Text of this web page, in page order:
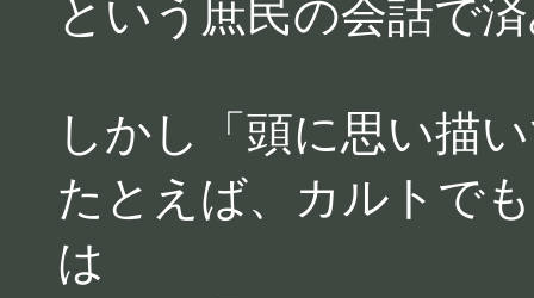
という庶民の会話で
しかし「頭に思い描
たとえば、カルトで
は